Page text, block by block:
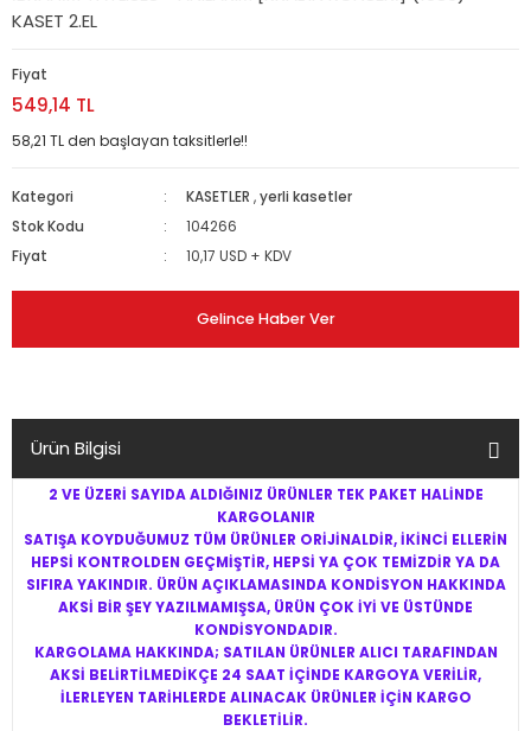
KASET 2.EL
Fiyat
549,14 TL
58,21 TL den başlayan taksitlerle!!
Kategori KASETLER ,yerli kasetler
Stok Kodu
104266
Fiyat
10,17 USD + KDV
Gelince Haber Ver
Ürün Bilgisi
2 VE ÜZERİ SAYIDA ALDIĞINIZ ÜRÜNLER TEK PAKET HALİNDE
KARGOLANIR
SATIŞA KOYDUĞUMUZ TÜM ÜRÜNLER ORİJİNALDİR, İKİNCİ ELLERİN
HEPSİ KONTROLDEN GEÇMİŞTİR, HEPSİ YA ÇOK TEMİZDİR YA DA
SIFIRA YAKINDIR. ÜRÜN AÇIKLAMASINDA KONDİSYON HAKKINDA
AKSİ BİR ŞEY YAZILMAMIŞSA, ÜRÜN ÇOK İYİ VE ÜSTÜNDE
KONDİSYONDADIR.
KARGOLAMA HAKKINDA; SATILAN ÜRÜNLER ALICI TARAFINDAN
AKSİ BELİRTİLMEDİKÇE 24 SAAT İÇİNDE KARGOYA VERİLİR,
İLERLEYEN TARİHLERDE ALINACAK ÜRÜNLER İÇİN KARGO
BEKLETİLİR.